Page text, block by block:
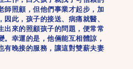
師照顧，但他們事業才起步，加
因此，孩子的接送、病痛就醫、
出來的照顧孩子的問題，便常常
。幸運的是，他倆能互相體諒，
有晚接的服務，讓這對雙薪夫妻